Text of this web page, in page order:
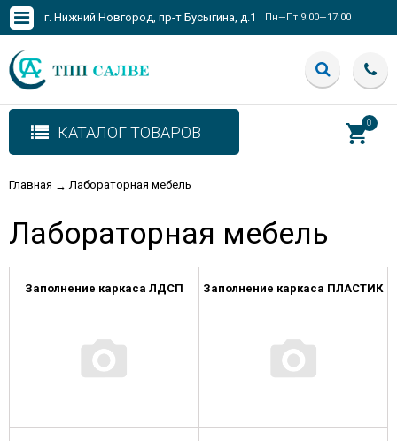
г. Нижний Новгород, пр-т Бусыгина, д.1 Пн—Пт 9:00—17:00
КАТАЛОГ ТОВАРОВ
0
Главная → Лабораторная мебель
Лабораторная мебель
Заполнение каркаса ЛДСП Заполнение каркаса ПЛАСТИК